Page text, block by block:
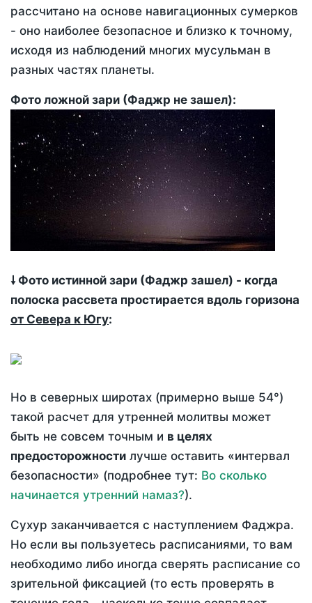
рассчитано на основе навигационных сумерков
- оно наиболее безопасное и близко к точному,
исходя из наблюдений многих мусульман в
разных частях планеты.
Фото ложной зари (Фаджр не зашел):
🠗 Фото истинной зари (Фаджр зашел) - когда
полоска рассвета простирается вдоль горизона
от Севера к Югу:
Но в северных широтах (примерно выше 54°)
такой расчет для утренней молитвы может
быть не совсем точным и в целях
предосторожности лучше оставить «интервал
безопасности» (подробнее тут: Во сколько
начинается утренний намаз?).
Сухур заканчивается с наступлением Фаджра.
Но если вы пользуетесь расписаниями, то вам
необходимо либо иногда сверять расписание со
зрительной фиксацией (то есть проверять в